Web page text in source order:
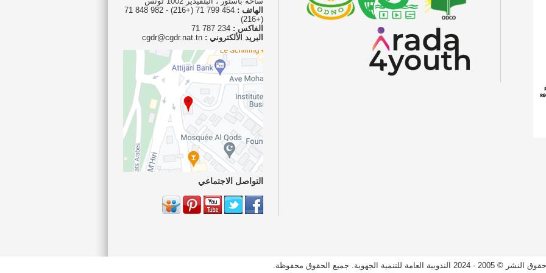
الهاتف :
454 799 71 (+216) - 982 848 71
(+216)
الفاكس :
البريد الألكتروني : cgdr@cgdr.nat.tn
التواصل الاجتماعي
حقوق النشر © 2005 - 2024 الندوبية العامة للتنمية الجهوية. جميع الحقوق محفوظة.